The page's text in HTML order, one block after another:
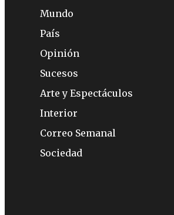
Mundo
País
Opinión
Sucesos
Arte y Espectáculos
Interior
Correo Semanal
Sociedad